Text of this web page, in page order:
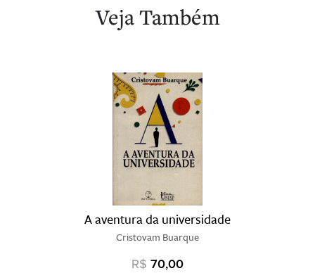
Veja Também
A aventura da universidade
Cristovam Buarque
R$ 70,00